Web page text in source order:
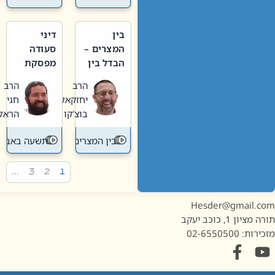
בין
המצרים –
הבדל בין
חדשה
לישנה
הרב
יחזקאל
בוצ'קו
בין המצרים
דיני
סעודה
מפסקת
תשעה
באב
הרב
חגי
הראל
תשעה באב
1, כוכב יעקב
02-6550500